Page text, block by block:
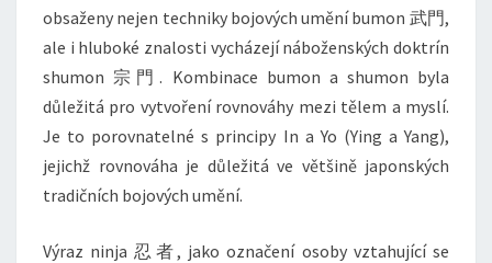
obsaženy nejen techniky bojových umění bumon 武門,
ale i hluboké znalosti vycházejí náboženských doktrín
shumon 宗門. Kombinace bumon a shumon byla
důležitá pro vytvoření rovnováhy mezi tělem a myslí.
Je to porovnatelné s principy In a Yo (Ying a Yang),
jejichž rovnováha je důležitá ve většině japonských
tradičních bojových umění.
Výraz ninja 忍者, jako označení osoby vztahující se